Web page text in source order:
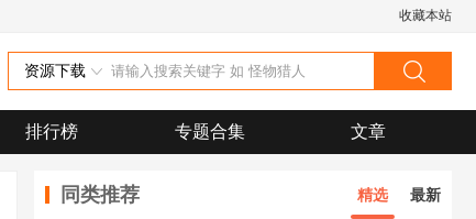
收藏本站
资源下载
排行榜 专题合集 文章
同类推荐 精选 最新